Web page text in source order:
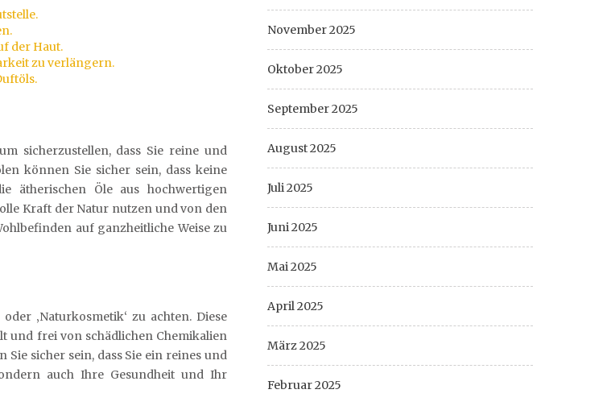
der Haut.
zu verlängern.
sicherzustellen, dass Sie reine und
können Sie sicher sein, dass keine
ätherischen Öle aus hochwertigen
Kraft der Natur nutzen und von den
auf ganzheitliche Weise zu
‚Naturkosmetik‘ zu achten. Diese
und frei von schädlichen Chemikalien
sicher sein, dass Sie ein reines und
auch Ihre Gesundheit und Ihr
November 2025
Oktober 2025
September 2025
August 2025
Juli 2025
Juni 2025
Mai 2025
April 2025
März 2025
Februar 2025